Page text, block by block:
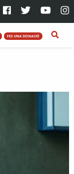
FES UNA DONACIÓ